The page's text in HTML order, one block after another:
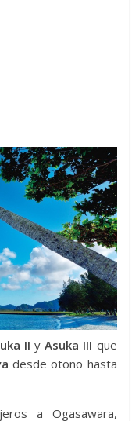
II yAsuka III que
desde otoño hasta
a Ogasawara,